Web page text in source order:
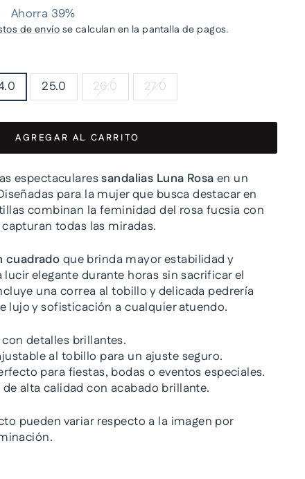
Ahorra 39%
de envío se calculan en la pantalla de pagos.
25.0 26.0 27.0
AGREGAR AL CARRITO
espectacularessandalias Luna Rosa en un
para la mujer que busca destacar en
combinan la feminidad del rosa fucsia con
todas las miradas.
cuadrado que brinda mayor estabilidad y
elegante durante horas sin sacrificar el
una correa al tobillo y delicada pedrería
lujo y sofisticación a cualquier atuendo.
con detalles brillantes.
al tobillo para un ajuste seguro.
para fiestas, bodas o eventos especiales.
alta calidad con acabado brillante.
pueden variar respecto a la imagen por